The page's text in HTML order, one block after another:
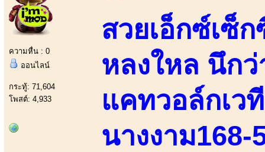
ความหื่น : 0
ออนไลน์
กระทู้: 71,604
โพสต์: 4,933
สวยเอ็กซ์เซ็
หลงใหล นึก
แคทวอล์กเว
นางงาม168-